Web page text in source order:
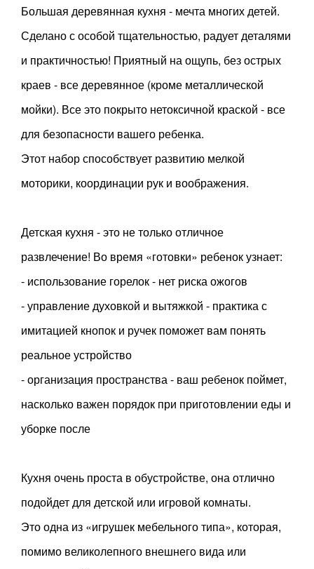
Большая деревянная кухня - мечта многих детей.
Сделано с особой тщательностью, радует деталями
и практичностью! Приятный на ощупь, без острых
краев - все деревянное (кроме металлической
мойки). Все это покрыто нетоксичной краской - все
для безопасности вашего ребенка.
Этот набор способствует развитию мелкой
моторики, координации рук и воображения.
Детская кухня - это не только отличное
развлечение! Во время «готовки» ребенок узнает:
- использование горелок - нет риска ожогов
- управление духовкой и вытяжкой - практика с
имитацией кнопок и ручек поможет вам понять
реальное устройство
- организация пространства - ваш ребенок поймет,
насколько важен порядок при приготовлении еды и
уборке после
Кухня очень проста в обустройстве, она отлично
подойдет для детской или игровой комнаты.
Это одна из «игрушек мебельного типа», которая,
помимо великолепного внешнего вида или